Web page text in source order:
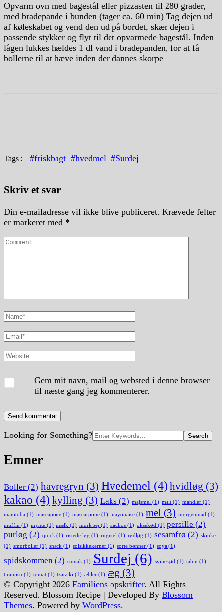
Opvarm ovn med bagestål eller pizzasten til 280 grader,
med bradepande i bunden (tager ca. 60 min) Tag dejen ud
af køleskabet og vend den ud på bordet, skær dejen i
passende stykker og flyt til det opvarmede bagestål. Inden
lågen lukkes hældes 1 dl vand i bradepanden, for at få
bollerne til at hæve inden der dannes skorpe
Tags #friskbagt #hvedmel #Surdej
Skriv et svar
Din e-mailadresse vil ikke blive publiceret. Krævede felter
er markeret med *
Comment
Full
Email
Website
Gem mit navn, mail og websted i denne browser
til næste gang jeg kommenterer.
Search
Looking for Something?
Emner
Boller (2) havregryn (3) Hvedemel (4) hvidløg (3)
kakao (4) kylling (3) Laks (2) majsmel (1) malt (1) mandler (1)
manitoba (1) mascapone (1) mascarpone (1) mayonaise (1) mel (3) morgenmad (1)
muffin (1) mynte (1) mælk (1) mørk sej (1) nachos (1) oksekød (1) persille (2)
purløg (2) quick (1) ristede løg (1) rugmel (1) rødløg (1) sesamfrø (2) skinke
(1) smørboller (1) snack (1) solsikkekerner (1) sorte bønner (1) soya (1)
spidskommen (2) sumak (1) Surdej (6) svinekød (1) tahin (1)
tiramisu (1) tomat (1) tzatziki (1) æbler (1) æg (3)
© Copyright 2026 Familiens opskrifter. All Rights
Reserved. Blossom Recipe | Developed By Blossom
Themes. Powered by WordPress.